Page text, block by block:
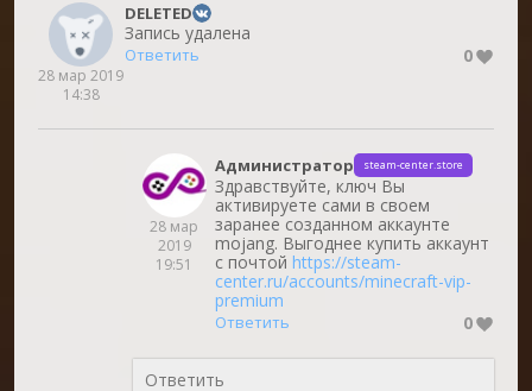
28 мар 2019
14:38
DELETED
Запись удалена
Ответить 0
28 мар
2019
19:51
Администратор steam-center.store
Здравствуйте, ключ Вы
активируете сами в своем
заранее созданном аккаунте
mojang. Выгоднее купить аккаунт
с почтой https://steam-
center.ru/accounts/minecraft-vip-
premium
Ответить 0